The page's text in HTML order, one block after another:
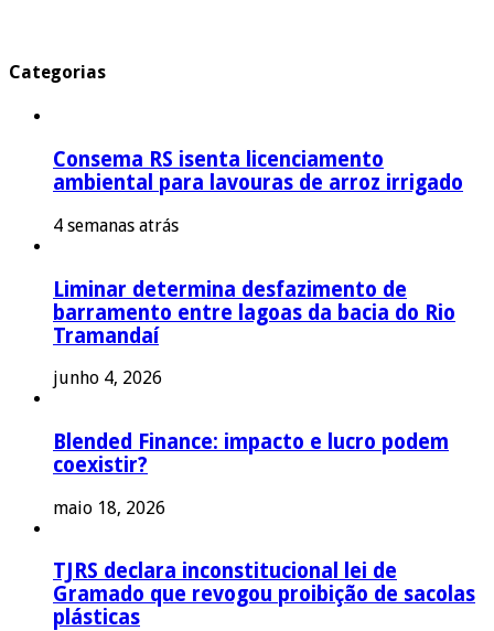
Categorias
Consema RS isenta licenciamento
ambiental para lavouras de arroz irrigado
4 semanas atrás
Liminar determina desfazimento de
barramento entre lagoas da bacia do Rio
Tramandaí
junho 4, 2026
Blended Finance: impacto e lucro podem
coexistir?
maio 18, 2026
TJRS declara inconstitucional lei de
Gramado que revogou proibição de sacolas
plásticas